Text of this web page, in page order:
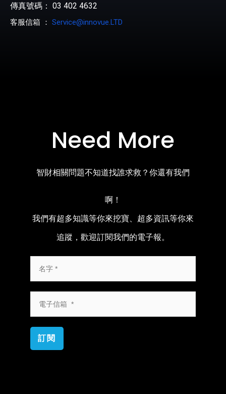
傳真號碼： 03 402 4632
客服信箱 ： Service@innovue.LTD
Need More
智財相關問題不知道找誰求救？你還有我們
啊！
我們有超多知識等你來挖寶、超多資訊等你來
追蹤，歡迎訂閱我們的電子報。
訂閱